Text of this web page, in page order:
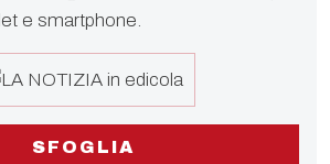
e smartphone.
SFOGLIA